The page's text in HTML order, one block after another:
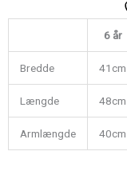
6 år
Bredde 41cm
Længde 48cm
Armlængde 40cm